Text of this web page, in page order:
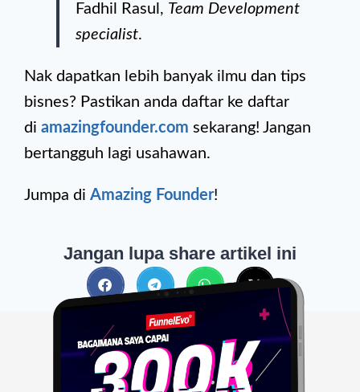
Fadhil Rasul, Team Development
specialist.
Nak dapatkan lebih banyak ilmu dan tips
bisnes? Pastikan anda daftar ke daftar
di amazingfounder.com sekarang! Jangan
bertangguh lagi usahawan.
Jumpa di Amazing Founder!
Jangan lupa share artikel ini